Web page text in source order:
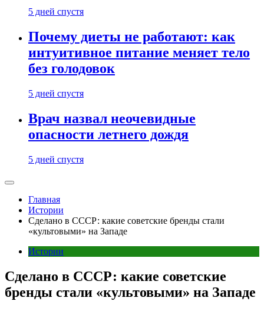
5 дней спустя
Почему диеты не работают: как
интуитивное питание меняет тело
без голодовок
5 дней спустя
Врач назвал неочевидные
опасности летнего дождя
5 дней спустя
Главная
Истории
Сделано в СССР: какие советские бренды стали
«культовыми» на Западе
Истории
Сделано в СССР: какие советские
бренды стали «культовыми» на Западе